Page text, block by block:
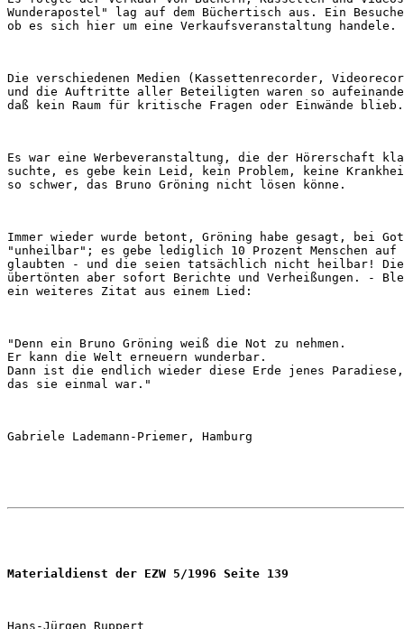
Wunderapostel" lag auf dem Büchertisch aus. Ein
Die verschiedenen Medien (Kassettenrecorder,
und die Auftritte aller Beteiligten waren so
Es war eine Werbeveranstaltung, die der Hörerschaft
suchte, es gebe kein Leid, kein Problem, keine
Immer wieder wurde betont, Gröning habe gesagt, bei
"unheilbar"; es gebe lediglich 10 Prozent Menschen
glaubten - und die seien tatsächlich nicht heilbar!
übertönten aber sofort Berichte und Verheißungen. -
"Denn ein Bruno Gröning weiß die Not zu nehmen.
Er kann die Welt erneuern wunderbar.
Dann ist die endlich wieder diese Erde jenes Paradiese,
Materialdienst der EZW 5/1996 Seite 139